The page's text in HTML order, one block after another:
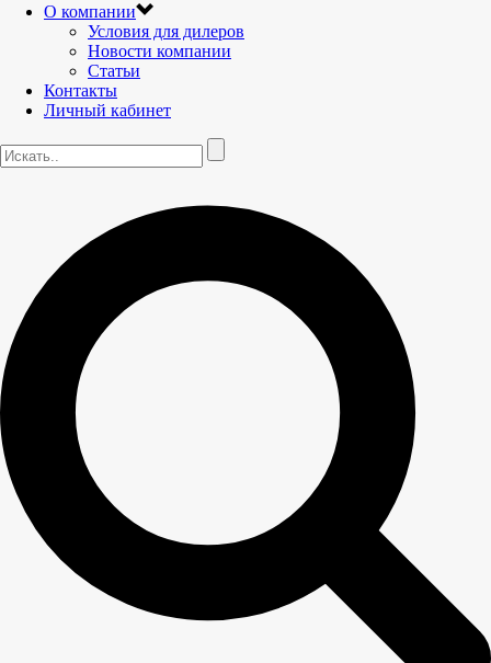
О компании
Условия для дилеров
Новости компании
Статьи
Контакты
Личный кабинет